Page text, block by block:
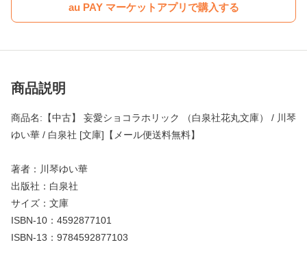
au PAY マーケットアプリで購入する
商品説明
商品名:【中古】 妄愛ショコラホリック （白泉社花丸文庫） / 川琴
ゆい華 / 白泉社 [文庫]【メール便送料無料】
著者：川琴ゆい華
出版社：白泉社
サイズ：文庫
ISBN-10：4592877101
ISBN-13：9784592877103